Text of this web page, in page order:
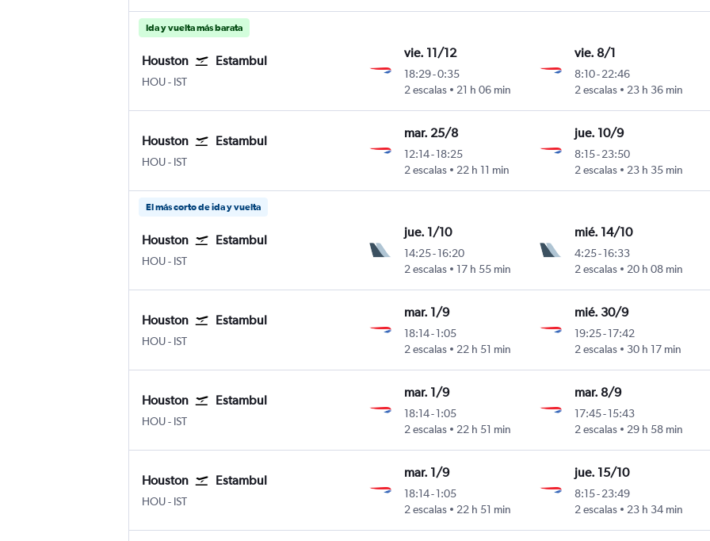
Ida y vuelta más barata
Houston Estambul
HOUHouston William P. Hobby
- IST
vie. 11/12
18:29-0:35
2 escalas
21 h 06 min
vie. 8/1
8:10-22:46
2 escalas
23 h 36 min
Houston Estambul
HOUHouston William P. Hobby
- IST
mar. 25/8
12:14-18:25
2 escalas
22 h 11 min
jue. 10/9
8:15-23:50
2 escalas
23 h 35 min
El más corto de ida y vuelta
Houston Estambul
HOUHouston William P. Hobby
- IST
jue. 1/10
14:25-16:20
2 escalas
17 h 55 min
mié. 14/10
4:25-16:33
2 escalas
20 h 08 min
Houston Estambul
HOUHouston William P. Hobby
- IST
mar. 1/9
18:14-1:05
2 escalas
22 h 51 min
mié. 30/9
19:25-17:42
2 escalas
30 h 17 min
Houston Estambul
HOUHouston William P. Hobby
- IST
mar. 1/9
18:14-1:05
2 escalas
22 h 51 min
mar. 8/9
17:45-15:43
2 escalas
29 h 58 min
Houston Estambul
HOUHouston William P. Hobby
- IST
mar. 1/9
18:14-1:05
2 escalas
22 h 51 min
jue. 15/10
8:15-23:49
2 escalas
23 h 34 min